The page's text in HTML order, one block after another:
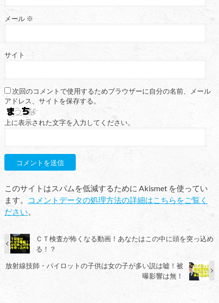
メール ※
サイト
次回のコメントで使用するためブラウザーに自分の名前、メール
アドレス、サイトを保存する。
上に表示された文字を入力してください。
このサイトはスパムを低減するために Akismet を使ってい
ます。
コメントデータの処理方法の詳細はこちらをご覧く
ださい。
ＣＴ検査が怖くなる動画！あなたはこの中に頭を突っ込め
る！？
放射線技師・パイロットの子供は女の子が多い説は嘘！被
曝影響は無！